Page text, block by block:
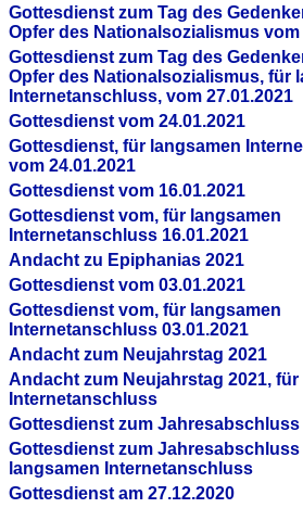
Gottesdienst zum Tag des
Opfer des Nationalsozialismus vom
Gottesdienst zum Tag des
Opfer des Nationalsozialismus, für
Internetanschluss, vom 27.01.2021
Gottesdienst vom 24.01.2021
Gottesdienst, für langsamen
vom 24.01.2021
Gottesdienst vom 16.01.2021
Gottesdienst vom, für langsamen
Internetanschluss 16.01.2021
Andacht zu Epiphanias 2021
Gottesdienst vom 03.01.2021
Gottesdienst vom, für langsamen
Internetanschluss 03.01.2021
Andacht zum Neujahrstag 2021
Andacht zum Neujahrstag 2021,
Internetanschluss
Gottesdienst zum Jahresabschluss
Gottesdienst zum Jahresabschluss
langsamen Internetanschluss
Gottesdienst am 27.12.2020